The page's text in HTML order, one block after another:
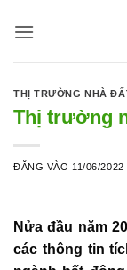
qua
THỊ TRƯỜNG NHÀ
Thị trường
ĐĂNG VÀO 11/06/2022
Nửa đầu năm
các thông tin